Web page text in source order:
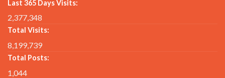
Last 365 Days Visits:
2,377,348
Total Visits:
8,199,739
Total Posts:
1,044